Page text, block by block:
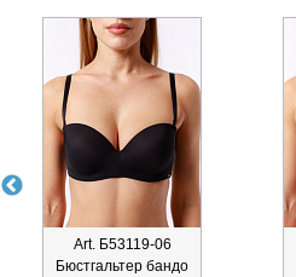
Art. Б53119-06
Бюстгальтер бандо